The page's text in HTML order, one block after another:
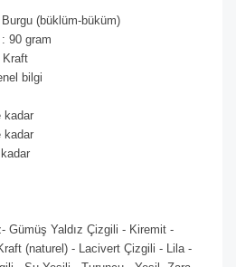
(büklüm-büküm)
: 90 gram
Kraft
bilgi
kadar
kadar
Gümüş Yaldız Çizgili - Kiremit -
Kraft (naturel) - Lacivert Çizgili - Lila -